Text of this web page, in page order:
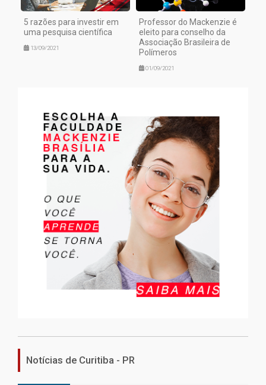
5 razões para investir em
uma pesquisa científica
13/09/2021
Professor do Mackenzie é
eleito para conselho da
Associação Brasileira de
Polímeros
01/09/2021
Notícias de Curitiba - PR